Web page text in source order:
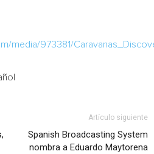
media/973381/
Artículo siguiente
Spanish Broadcasting System
nombra a Eduardo Maytorena